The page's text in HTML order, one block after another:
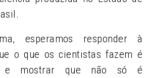
esperamos responder à
o que os cientistas fazem é
e mostrar que não só é